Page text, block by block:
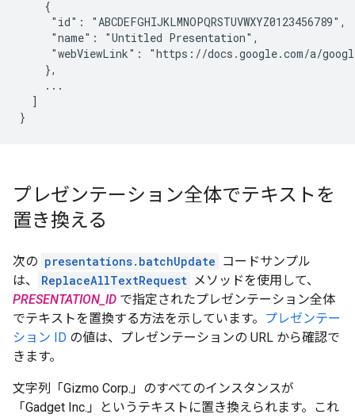
    {
     "id": "ABCDEFGHIJKLMNOPQRSTUVWXYZ0123456789",
     "name": "Untitled Presentation",
"webViewLink": "https://docs.google.com/a/
    },
    ...
  ]
}
プレゼンテーション全体でテキストを
置き換える
次の presentations.batchUpdate コードサンプル
は、
ReplaceAllTextRequest メソッドを使用して、
PRESENTATION_ID で指定されたプレゼンテーション全体
でテキストを置換する方法を示しています。
プレゼンテー
ション ID の値は、プレゼンテーションの URL から確認で
きます。
文字列「Gizmo Corp.」のすべてのインスタンスが
「Gadget Inc.」というテキストに置き換えられます。これ